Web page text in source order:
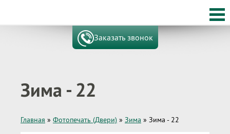
Заказать звонок
Зима - 22
Главная » Фотопечать (Двери) » Зима » Зима - 22